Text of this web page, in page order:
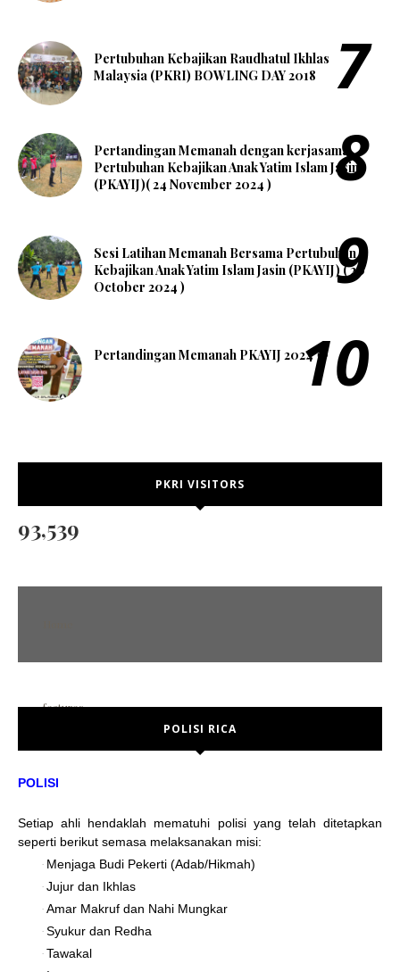
Pertubuhan Kebajikan Raudhatul Ikhlas
Malaysia (PKRI) BOWLING DAY 2018
Pertandingan Memanah dengan kerjasama
Pertubuhan Kebajikan Anak Yatim Islam Jasin
(PKAYIJ)( 24 November 2024 )
Sesi Latihan Memanah Bersama Pertubuhan
Kebajikan Anak Yatim Islam Jasin (PKAYIJ) ( 20
October 2024 )
Pertandingan Memanah PKAYIJ 2024 🎯
PKRI VISITORS
93,539
features
Error Page
Left sidebar
Right sidebar
social media
POLISI RICA
POLISI
Setiap ahli hendaklah mematuhi polisi yang telah ditetapkan
seperti berikut semasa melaksanakan misi:
· Menjaga Budi Pekerti (Adab/Hikmah)
· Jujur dan Ikhlas
· Amar Makruf dan Nahi Mungkar
· Syukur dan Redha
· Tawakal